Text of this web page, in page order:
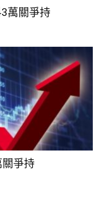
萬關爭持
關爭持